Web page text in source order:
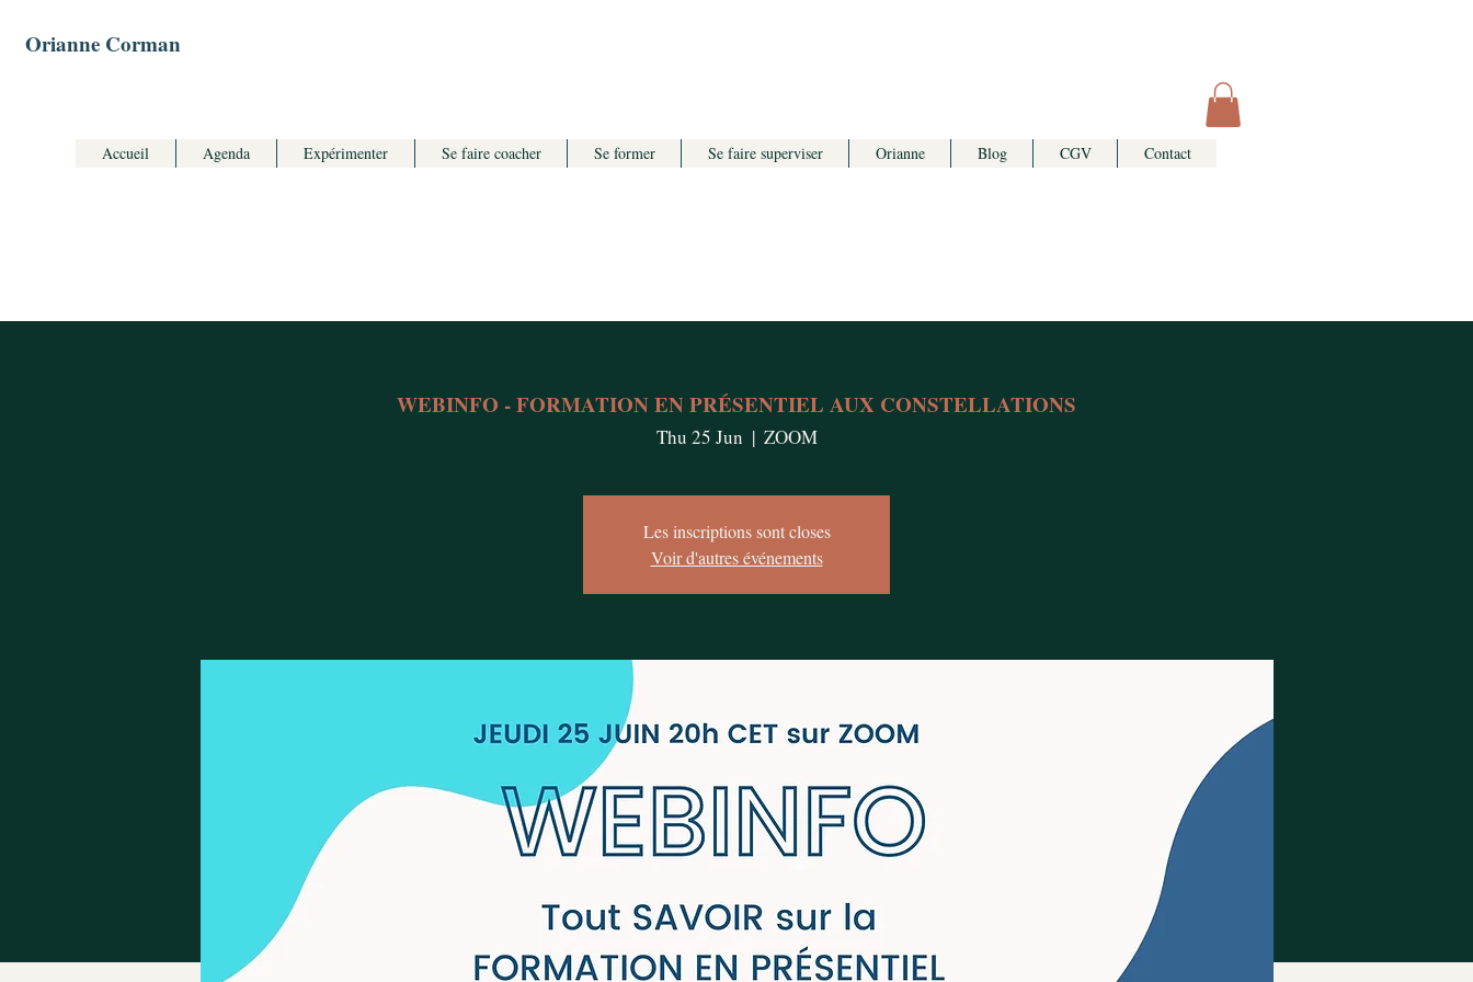
Orianne Corman
Accueil Agenda Expérimenter Se faire coacher Se former Se faire superviser Orianne Blog CGV Contact
WEBINFO - FORMATION EN PRÉSENTIEL AUX CONSTELLATIONS
Thu 25 Jun
  |
ZOOM
Les inscriptions sont closes
Voir d'autres événements